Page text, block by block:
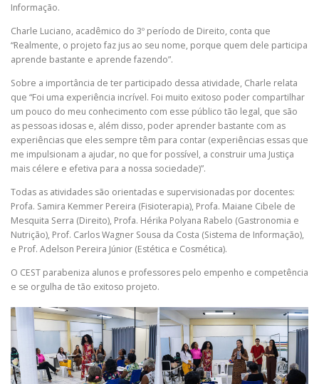
Informação.
Charle Luciano, acadêmico do 3º período de Direito, conta que
“Realmente, o projeto faz jus ao seu nome, porque quem dele participa
aprende bastante e aprende fazendo”.
Sobre a importância de ter participado dessa atividade, Charle relata
que “Foi uma experiência incrível. Foi muito exitoso poder compartilhar
um pouco do meu conhecimento com esse público tão legal, que são
as pessoas idosas e, além disso, poder aprender bastante com as
experiências que eles sempre têm para contar (experiências essas que
me impulsionam a ajudar, no que for possível, a construir uma Justiça
mais célere e efetiva para a nossa sociedade)”.
Todas as atividades são orientadas e supervisionadas por docentes:
Profa. Samira Kemmer Pereira (Fisioterapia), Profa. Maiane Cibele de
Mesquita Serra (Direito), Profa. Hérika Polyana Rabelo (Gastronomia e
Nutrição), Prof. Carlos Wagner Sousa da Costa (Sistema de Informação),
e Prof. Adelson Pereira Júnior (Estética e Cosmética).
O CEST parabeniza alunos e professores pelo empenho e competência
e se orgulha de tão exitoso projeto.